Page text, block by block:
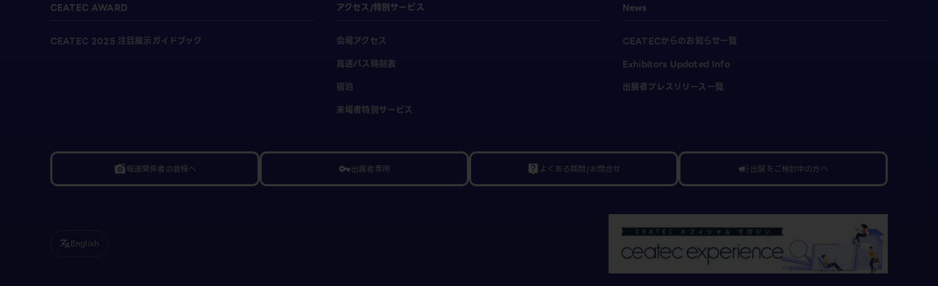
CEATEC AWARD
CEATEC 2025 注目展示ガイドブック
アクセス/特別サービス
会場アクセス
高速バス時刻表
宿泊
来場者特別サービス
News
CEATECからのお知らせ一覧
Exhibitors Updated Info
出展者プレスリリース一覧
linked_camera報道関係者の皆様へ vpn_key出展者専用 live_help よくある質問/お問合せ campaign出展をご検討中の方へ
translateEnglish